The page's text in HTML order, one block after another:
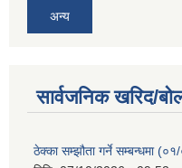
अन्य
सार्वजनिक खरिद/
ठेक्का सम्झौता गर्ने सम्बन्धमा